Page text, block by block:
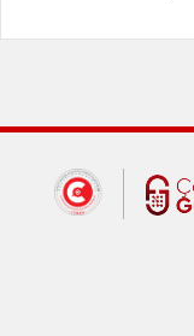
Dış